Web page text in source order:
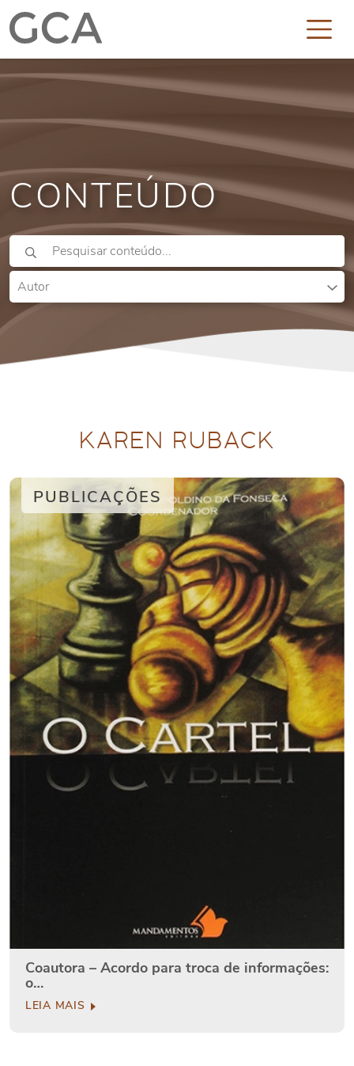
CONTEÚDO
Autor
KAREN RUBACK
PUBLICAÇÕES
Coautora – Acordo para troca de informações:
o…
LEIA MAIS